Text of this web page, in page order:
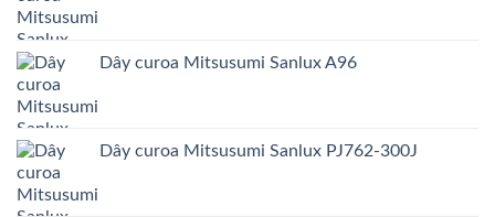
Dây curoa Mitsusumi Sanlux A96
Dây curoa Mitsusumi Sanlux PJ762-300J